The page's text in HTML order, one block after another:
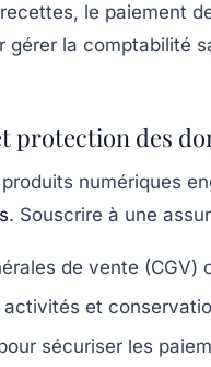
le paiement
gérer la comptabilité
protection des
numériques
. Souscrire à une
de vente (CGV)
et
sécuriser les